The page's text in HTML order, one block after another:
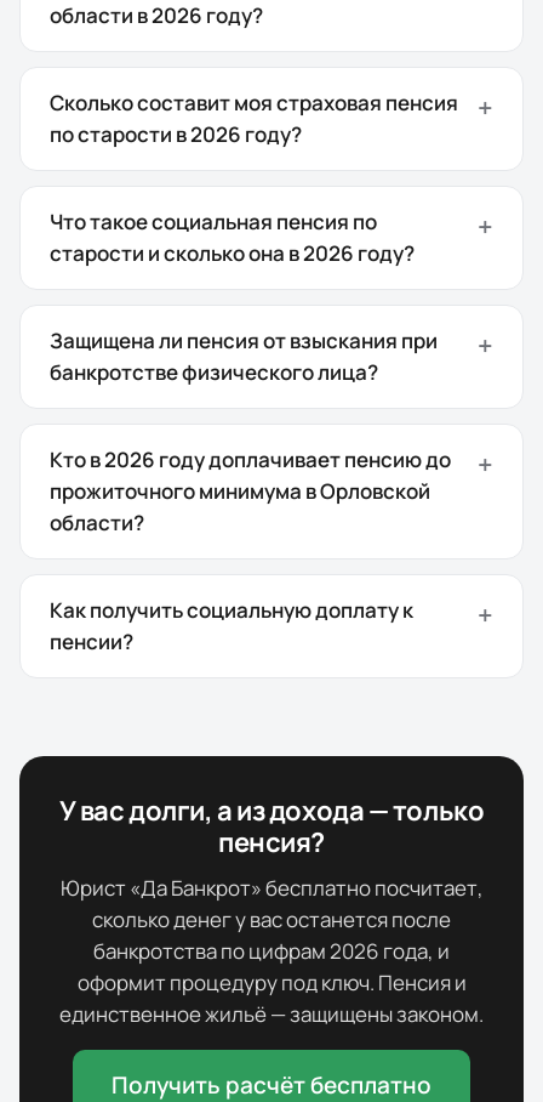
области в 2026 году?
Сколько составит моя страховая пенсия
по старости в 2026 году?
Что такое социальная пенсия по
старости и сколько она в 2026 году?
Защищена ли пенсия от взыскания при
банкротстве физического лица?
Кто в 2026 году доплачивает пенсию до
прожиточного минимума в Орловской
области?
Как получить социальную доплату к
пенсии?
У вас долги, а из дохода — только
пенсия?
Юрист «Да Банкрот» бесплатно посчитает,
сколько денег у вас останется после
банкротства по цифрам2026 года, и
оформит процедуру под ключ. Пенсия и
единственное жильё — защищены законом.
Получить расчёт бесплатно